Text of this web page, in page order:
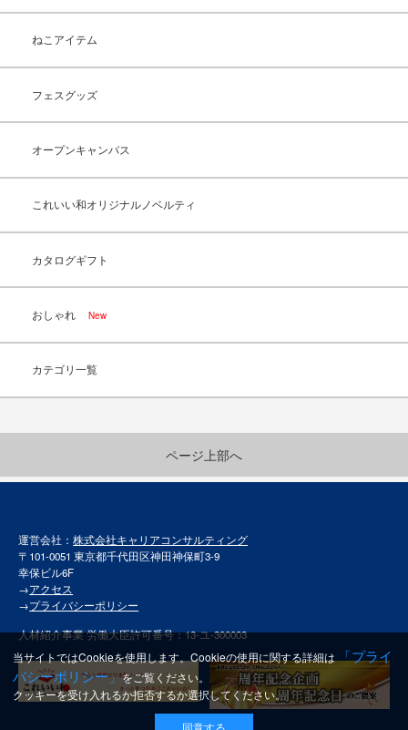
ねこアイテム
フェスグッズ
オープンキャンパス
これいい和オリジナルノベルティ
カタログギフト
おしゃれ New
カテゴリ一覧
ページ上部へ
運営会社：株式会社キャリアコンサルティング
〒101-0051 東京都千代田区神田神保町3-9
幸保ビル6F
→アクセス
→プライバシーポリシー
人材紹介事業 労働大臣許可番号：13-ユ-300003
当サイトではCookieを使用します。Cookieの使用に関する詳細は
「プライ
バシーポリシー」をご覧ください。
クッキーを受け入れるか拒否するか選択してください。
同意する